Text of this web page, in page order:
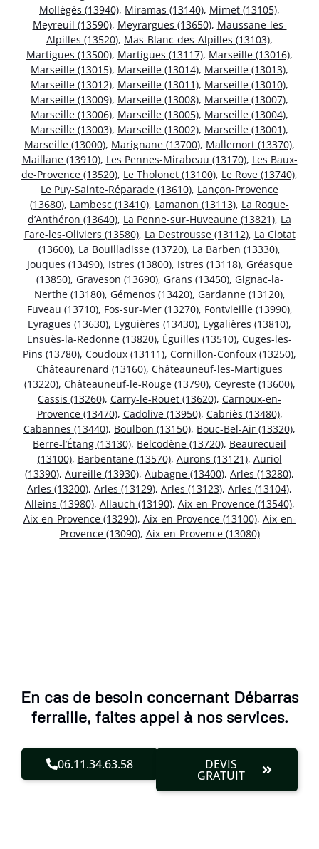
Mollégès (13940), Miramas (13140), Mimet (13105),
Meyreuil (13590), Meyrargues (13650), Maussane-les-
Alpilles (13520), Mas-Blanc-des-Alpilles (13103),
Martigues (13500), Martigues (13117), Marseille (13016),
Marseille (13015), Marseille (13014), Marseille (13013),
Marseille (13012), Marseille (13011), Marseille (13010),
Marseille (13009), Marseille (13008), Marseille (13007),
Marseille (13006), Marseille (13005), Marseille (13004),
Marseille (13003), Marseille (13002), Marseille (13001),
Marseille (13000), Marignane (13700), Mallemort (13370),
Maillane (13910), Les Pennes-Mirabeau (13170), Les Baux-
de-Provence (13520), Le Tholonet (13100), Le Rove (13740),
Le Puy-Sainte-Réparade (13610), Lançon-Provence
(13680), Lambesc (13410), Lamanon (13113), La Roque-
d’Anthéron (13640), La Penne-sur-Huveaune (13821), La
Fare-les-Oliviers (13580), La Destrousse (13112), La Ciotat
(13600), La Bouilladisse (13720), La Barben (13330),
Jouques (13490), Istres (13800), Istres (13118), Gréasque
(13850), Graveson (13690), Grans (13450), Gignac-la-
Nerthe (13180), Gémenos (13420), Gardanne (13120),
Fuveau (13710), Fos-sur-Mer (13270), Fontvieille (13990),
Eyragues (13630), Eyguières (13430), Eygalières (13810),
Ensuès-la-Redonne (13820), Éguilles (13510), Cuges-les-
Pins (13780), Coudoux (13111), Cornillon-Confoux (13250),
Châteaurenard (13160), Châteauneuf-les-Martigues
(13220), Châteauneuf-le-Rouge (13790), Ceyreste (13600),
Cassis (13260), Carry-le-Rouet (13620), Carnoux-en-
Provence (13470), Cadolive (13950), Cabriès (13480),
Cabannes (13440), Boulbon (13150), Bouc-Bel-Air (13320),
Berre-l’Étang (13130), Belcodène (13720), Beaurecueil
(13100), Barbentane (13570), Aurons (13121), Auriol
(13390), Aureille (13930), Aubagne (13400), Arles (13280),
Arles (13200), Arles (13129), Arles (13123), Arles (13104),
Alleins (13980), Allauch (13190), Aix-en-Provence (13540),
Aix-en-Provence (13290), Aix-en-Provence (13100), Aix-en-
Provence (13090), Aix-en-Provence (13080)
En cas de besoin concernant Débarras
ferraille, faites appel à nos services.
06.11.34.63.58 DEVIS
GRATUIT